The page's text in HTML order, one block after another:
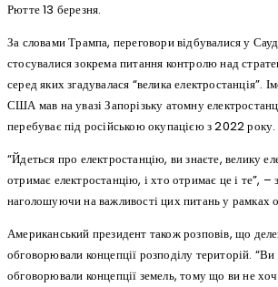
Рютте 13 березня.
За словами Трампа, переговори відбувалися у
стосувалися зокрема питання контролю над
серед яких згадувалася “велика електростанція”.
США мав на увазі Запорізьку атомну
перебуває під російською окупацією з 2022 року.
“Йдеться про електростанцію, ви знаєте, велику
отримає електростанцію, і хто отримає це і те”, –
наголошуючи на важливості цих питань у рамках
Американський президент також розповів, що
обговорювали концепції розподілу територій. “Ви
обговорювали концепції земель, тому що ви не